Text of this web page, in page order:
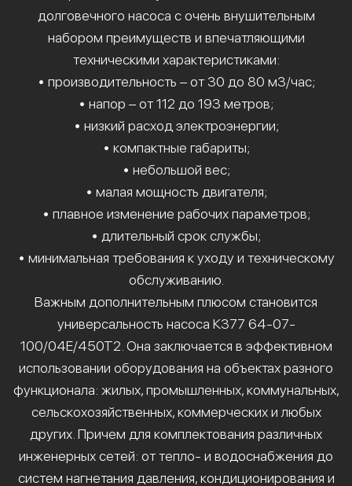
долговечного насоса с очень внушительным
набором преимуществ и впечатляющими
техническими характеристиками:
• производительность – от 30 до 80 м3/час;
• напор – от 112 до 193 метров;
• низкий расход электроэнергии;
• компактные габариты;
• небольшой вес;
• малая мощность двигателя;
• плавное изменение рабочих параметров;
• длительный срок службы;
• минимальная требования к уходу и техническому
обслуживанию.
Важным дополнительным плюсом становится
универсальность насоса К377 64-07-
100/04Е/450Т2. Она заключается в эффективном
использовании оборудования на объектах разного
функционала: жилых, промышленных, коммунальных,
сельскохозяйственных, коммерческих и любых
других. Причем для комплектования различных
инженерных сетей: от тепло- и водоснабжения до
систем нагнетания давления, кондиционирования и